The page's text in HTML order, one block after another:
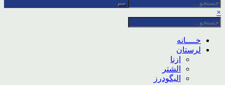
×
خــــانه
لرستان
ازنا
الشتر
الیگودرز